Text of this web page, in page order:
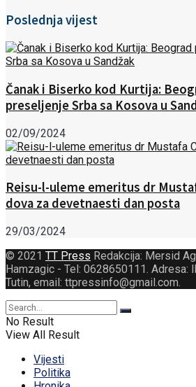
Poslednja vijest
Čanak i Biserko kod Kurtija:
preseljenje Srba sa Kosova u
02/09/2024
Reisu-l-uleme emeritus dr
dova za devetnaesti dan posta
29/03/2024
© 2021 TT Press Redakcija: Mersid
Hamzagic - Tel: 0628650111. Adresa:
Tutin, email: ttpressinfo@gmail.com.
No Result
View All Result
Vijesti
Politika